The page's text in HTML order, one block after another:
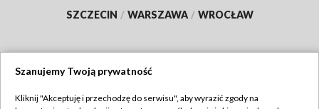
SZCZECIN / WARSZAWA / WROCŁAW
Szanujemy Twoją prywatność
Kliknij "Akceptuję i przechodzę do serwisu", aby wyrazić zgody na